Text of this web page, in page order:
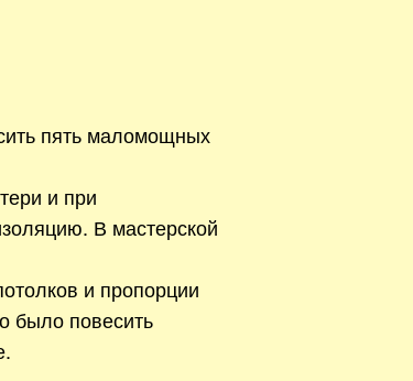
пять маломощных
и при
В мастерской
и пропорции
было повесить